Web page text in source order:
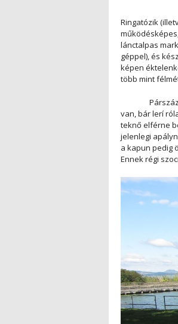
Ringatózik
lánctalpas
géppel), és
képen
több mint
Párszáz
van, bár lerí
teknő elférne
jelenlegi
a kapun pedig
Ennek régi